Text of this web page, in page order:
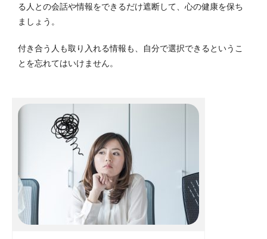
る人との会話や情報をできるだけ遮断して、心の健康を保ち
ましょう。
付き合う人も取り入れる情報も、自分で選択できるというこ
とを忘れてはいけません。